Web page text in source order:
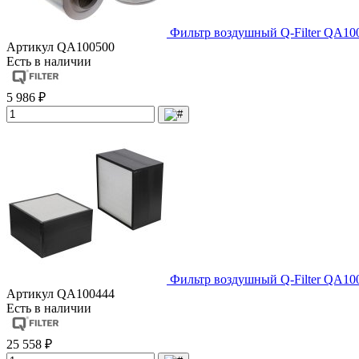
Фильтр воздушный Q-Filter
Артикул QA100500
Есть в наличии
5 986 ₽
Фильтр воздушный Q-Filter
Артикул QA100444
Есть в наличии
25 558 ₽